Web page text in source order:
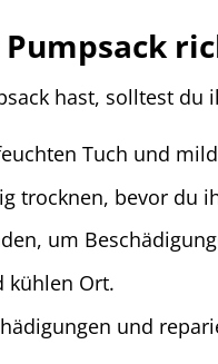
Pumpsack
hast, solltest
Tuch und
trocknen, bevor du
um
kühlen Ort.
und